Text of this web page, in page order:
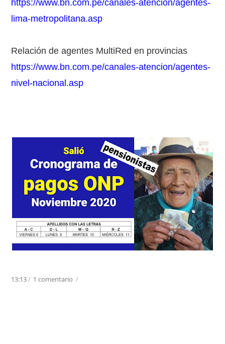
https://www.bn.com.pe/canales-atencion/agentes-
lima-metropolitana.asp
Relación de agentes MultiRed en provincias
https://www.bn.com.pe/canales-atencion/agentes-
nivel-nacional.asp
13:13/ 1 comentario /